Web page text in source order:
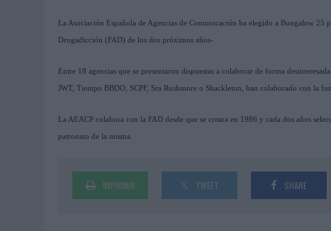
MONEDA”
04/08/2026 |
‘LA ÚNICA CERVEZA DEL MUNDO QUE SE DISFRUTA DOS
04/08/2026 | AUDIBLE REIVINDICA EL PODER TRANSFORMADOR DEL
03/08/2026 | ‘VUELVE EL FÚTBOL. VUELVE A SOÑAR’, DE VML PARA
La Asociación Española de Agencias de Comunicación ha elegido a Bungalow
Drogadicción (FAD) de los dos próximos años-
Entre 18 agencias que se presentaron dispuestas a colaborar de forma
JWT, Tiempo BBDO, SCPF, Sra Rushmore o Shackleton, han colaborado con la
La AEACP colabora con la FAD desde que se creara en 1986 y cada dos años
patronato de la misma.
IMPRIMIR TWEET SHARE